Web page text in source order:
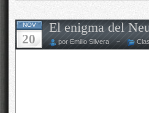
NOV
20
El enigma del
por Emilio Silvera ~